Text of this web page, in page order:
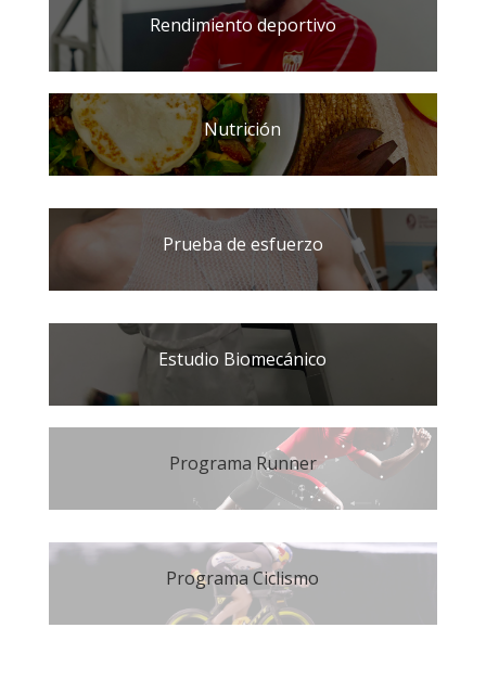
Rendimiento deportivo
Nutrición
Prueba de esfuerzo
Estudio Biomecánico
Programa Runner
Programa Ciclismo